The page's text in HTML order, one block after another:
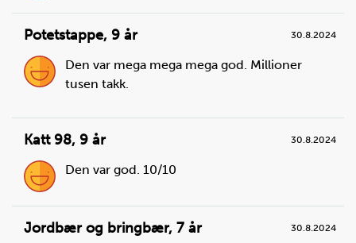
Steg3
Potetstappe, 9 år 30.8.2024
Den var mega mega mega god. Millioner
tusen takk.
Katt 98, 9 år 30.8.2024
Den var god. 10/10
Jordbær og bringbær, 7 år 30.8.2024